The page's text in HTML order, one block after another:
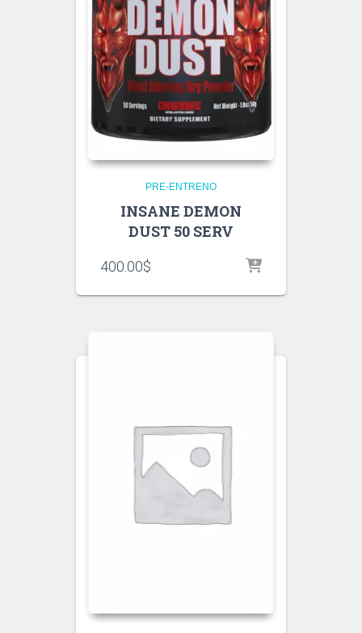
PRE-ENTRENO
INSANE DEMON
DUST 50 SERV
400.00$